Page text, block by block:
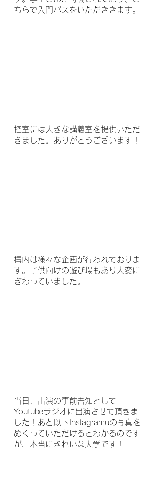
ちらで入門パスをいただききます。
控室には大きな講義室を提供いただ
きました。ありがとうございます！
構内は様々な企画が行われておりま
す。子供向けの遊び場もあり大変に
ぎわっていました。
当日、出演の事前告知として
Youtubeラジオに出演させて頂きま
した！あと以下Instagramuの写真を
めくっていただけるとわかるのです
が、本当にきれいな大学です！